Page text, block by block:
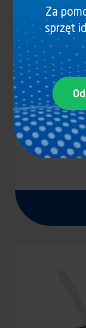
Za
sprzęt